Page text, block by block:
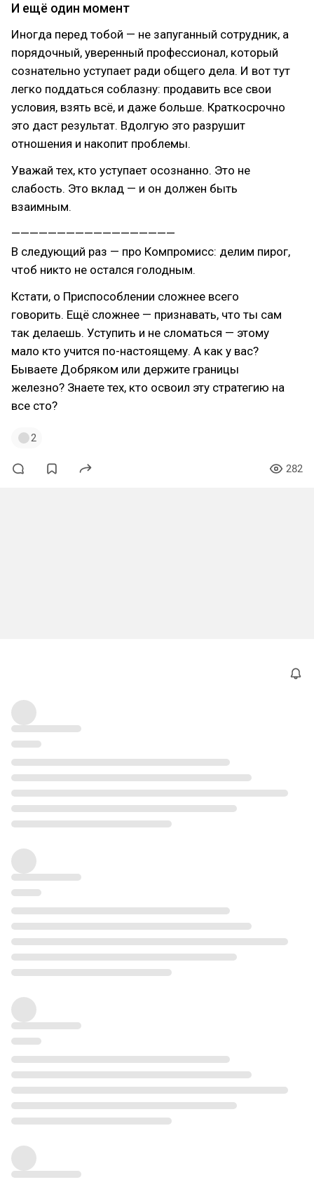
И ещё один момент
Иногда перед тобой — не запуганный сотрудник, а
порядочный, уверенный профессионал, который
сознательно уступает ради общего дела. И вот тут
легко поддаться соблазну: продавить все свои
условия, взять всё, и даже больше. Краткосрочно
это даст результат. Вдолгую это разрушит
отношения и накопит проблемы.
Уважай тех, кто уступает осознанно. Это не
слабость. Это вклад — и он должен быть
взаимным.
——————————————————
В следующий раз — про Компромисс: делим пирог,
чтоб никто не остался голодным.
Кстати, о Приспособлении сложнее всего
говорить. Ещё сложнее — признавать, что ты сам
так делаешь. Уступить и не сломаться — этому
мало кто учится по-настоящему. А как у вас?
Бываете Добряком или держите границы
железно? Знаете тех, кто освоил эту стратегию на
все сто?
2
282